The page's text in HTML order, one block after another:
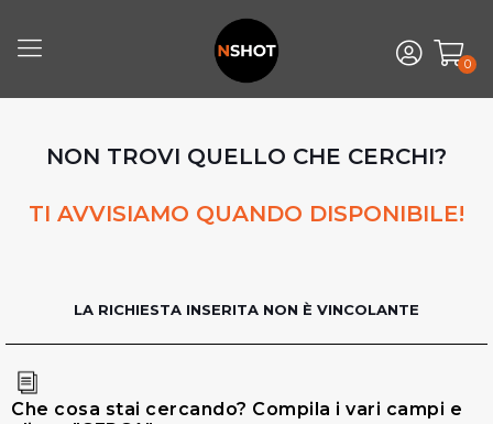
0
NON TROVI QUELLO CHE CERCHI?
TI AVVISIAMO QUANDO DISPONIBILE!
LA RICHIESTA INSERITA NON È VINCOLANTE
Che cosa stai cercando? Compila i vari campi e